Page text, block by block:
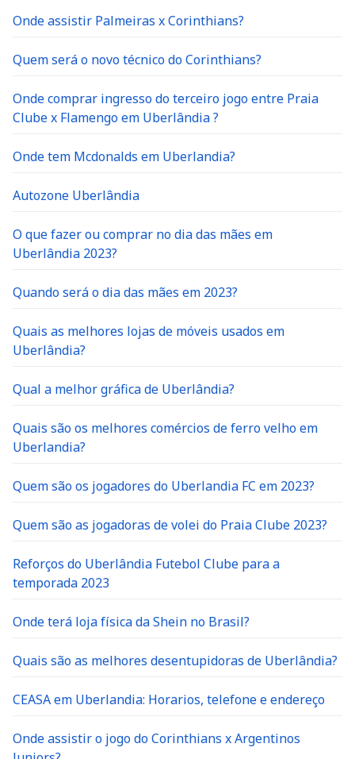
Onde assistir Palmeiras x Corinthians?
Quem será o novo técnico do Corinthians?
Onde comprar ingresso do terceiro jogo entre Praia
Clube x Flamengo em Uberlândia ?
Onde tem Mcdonalds em Uberlandia?
Autozone Uberlândia
O que fazer ou comprar no dia das mães em
Uberlândia 2023?
Quando será o dia das mães em 2023?
Quais as melhores lojas de móveis usados em
Uberlândia?
Qual a melhor gráfica de Uberlândia?
Quais são os melhores comércios de ferro velho em
Uberlandia?
Quem são os jogadores do Uberlandia FC em 2023?
Quem são as jogadoras de volei do Praia Clube 2023?
Reforços do Uberlândia Futebol Clube para a
temporada 2023
Onde terá loja física da Shein no Brasil?
Quais são as melhores desentupidoras de Uberlândia?
CEASA em Uberlandia: Horarios, telefone e endereço
Onde assistir o jogo do Corinthians x Argentinos
Juniors?